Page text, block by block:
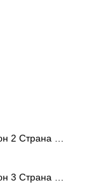
2 Страна …
3 Страна …